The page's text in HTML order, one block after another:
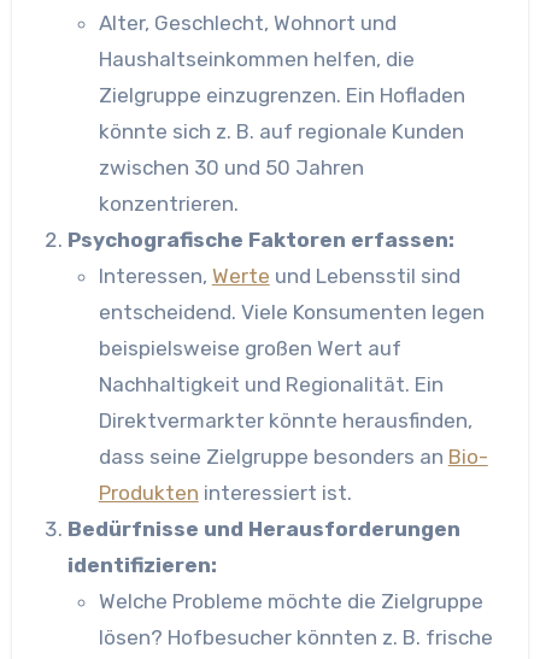
Alter, Geschlecht, Wohnort und
Haushaltseinkommen helfen, die
Zielgruppe einzugrenzen. Ein Hofladen
könnte sich z. B. auf regionale Kunden
zwischen 30 und 50 Jahren
konzentrieren.
Psychografische Faktoren erfassen:
Interessen, Werte und Lebensstil sind
entscheidend. Viele Konsumenten legen
beispielsweise großen Wert auf
Nachhaltigkeit und Regionalität. Ein
Direktvermarkter könnte herausfinden,
dass seine Zielgruppe besonders an Bio-
Produkten interessiert ist.
Bedürfnisse und Herausforderungen
identifizieren:
Welche Probleme möchte die Zielgruppe
lösen? Hofbesucher könnten z. B. frische